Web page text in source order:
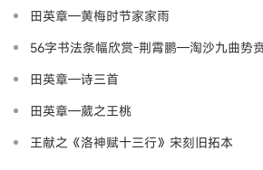
田英章—黄梅时节家家雨
56字书法条幅欣赏-荆霄鹏—淘沙九曲势
田英章—诗三首
田英章—葳之王桃
王献之《洛神赋十三行》宋刻旧拓本